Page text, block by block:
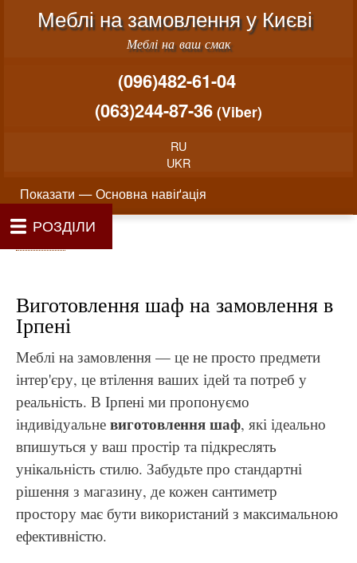
Перейти до основного
Меню облікового запису користувача
Меблі на замовлення у Києві
Меблі на ваш смак
(096)482-61-04
(063)244-87-36 (Viber)
RU
UKR
Основна навіґація
Показати — Основна навіґація
Як проводиться замовлення меблів
Вартість виготовлення меблів
Рядок навіґації
Головна
Виготовлення шаф на замовлення в
Ірпені
Меблі на замовлення — це не просто предмети
інтер'єру, це втілення ваших ідей та потреб у
реальність. В Ірпені ми пропонуємо
індивідуальне виготовлення шаф, які ідеально
впишуться у ваш простір та підкреслять
унікальність стилю. Забудьте про стандартні
рішення з магазину, де кожен сантиметр
простору має бути використаний з максимальною
ефективністю.
РОЗДІЛИ